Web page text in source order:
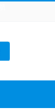
素材下载